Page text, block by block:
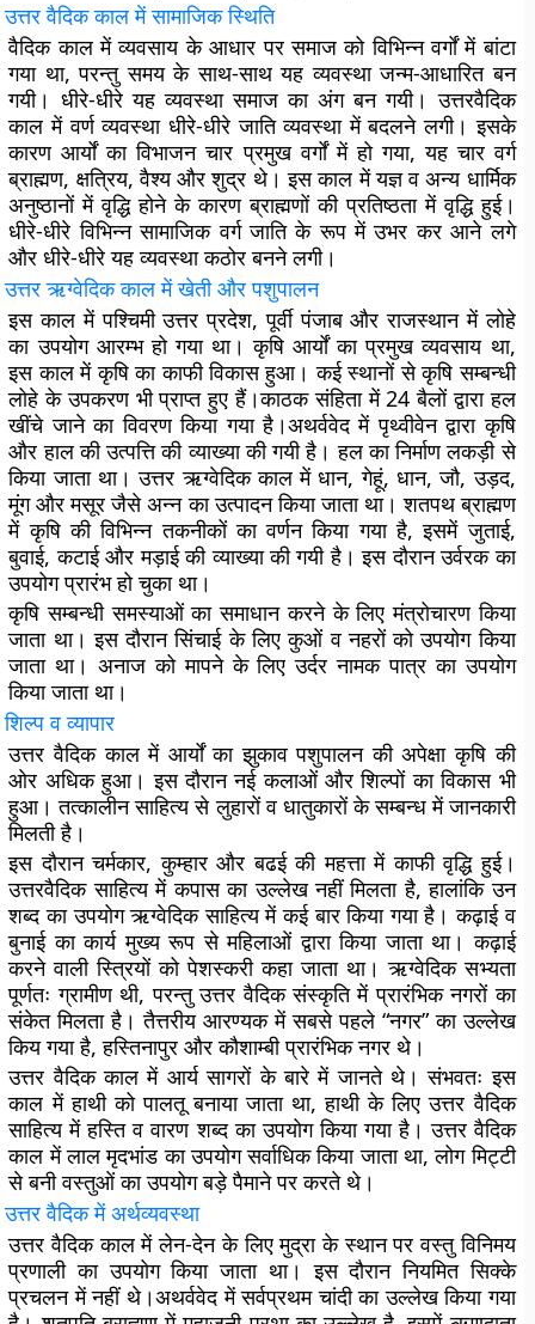
उत्तर वैदिक काल में सामाजिक स्थिति
वैदिक काल में व्यवसाय के आधार पर समाज को विभिन्न वर्गों में बांटा
गया था, परन्तु समय के साथ-साथ यह व्यवस्था जन्म-आधारित बन
गयी। धीरे-धीरे यह व्यवस्था समाज का अंग बन गयी। उत्तरवैदिक
काल में वर्ण व्यवस्था धीरे-धीरे जाति व्यवस्था में बदलने लगी। इसके
कारण आर्यों का विभाजन चार प्रमुख वर्गों में हो गया, यह चार वर्ग
ब्राह्मण, क्षत्रिय, वैश्य और शुद्र थे। इस काल में यज्ञ व अन्य धार्मिक
अनुष्ठानों में वृद्धि होने के कारण ब्राह्मणों की प्रतिष्ठता में वृद्धि हुई।
धीरे-धीरे विभिन्न सामाजिक वर्ग जाति के रूप में उभर कर आने लगे
और धीरे-धीरे यह व्यवस्था कठोर बनने लगी।
उत्तर ऋग्वेदिक काल में खेती और पशुपालन
इस काल में पश्चिमी उत्तर प्रदेश, पूर्वी पंजाब और राजस्थान में लोहे
का उपयोग आरम्भ हो गया था। कृषि आर्यों का प्रमुख व्यवसाय था,
इस काल में कृषि का काफी विकास हुआ। कई स्थानों से कृषि सम्बन्धी
लोहे के उपकरण भी प्राप्त हुए हैं।काठक संहिता में 24 बैलों द्वारा हल
खींचे जाने का विवरण किया गया है।अथर्ववेद में पृथ्वीवेन द्वारा कृषि
और हाल की उत्पत्ति की व्याख्या की गयी है। हल का निर्माण लकड़ी से
किया जाता था। उत्तर ऋग्वेदिक काल में धान, गेहूं, धान, जौ, उड़द,
मूंग और मसूर जैसे अन्न का उत्पादन किया जाता था। शतपथ ब्राह्मण
में कृषि की विभिन्न तकनीकों का वर्णन किया गया है, इसमें जुताई,
बुवाई, कटाई और मड़ाई की व्याख्या की गयी है। इस दौरान उर्वरक का
उपयोग प्रारंभ हो चुका था।
कृषि सम्बन्धी समस्याओं का समाधान करने के लिए मंत्रोचारण किया
जाता था। इस दौरान सिंचाई के लिए कुओं व नहरों को उपयोग किया
जाता था। अनाज को मापने के लिए उर्दर नामक पात्र का उपयोग
किया जाता था।
शिल्प व व्यापार
उत्तर वैदिक काल में आर्यों का झुकाव पशुपालन की अपेक्षा कृषि की
ओर अधिक हुआ। इस दौरान नई कलाओं और शिल्पों का विकास भी
हुआ। तत्कालीन साहित्य से लुहारों व धातुकारों के सम्बन्ध में जानकारी
मिलती है।
इस दौरान चर्मकार, कुम्हार और बढई की महत्ता में काफी वृद्धि हुई।
उत्तरवैदिक साहित्य में कपास का उल्लेख नहीं मिलता है, हालांकि उन
शब्द का उपयोग ऋग्वेदिक साहित्य में कई बार किया गया है। कढ़ाई व
बुनाई का कार्य मुख्य रूप से महिलाओं द्वारा किया जाता था। कढ़ाई
करने वाली स्त्रियों को पेशस्करी कहा जाता था। ऋग्वेदिक सभ्यता
पूर्णतः ग्रामीण थी, परन्तु उत्तर वैदिक संस्कृति में प्रारंभिक नगरों का
संकेत मिलता है। तैत्तरीय आरण्यक में सबसे पहले “नगर” का उल्लेख
किय गया है, हस्तिनापुर और कौशाम्बी प्रारंभिक नगर थे।
उत्तर वैदिक काल में आर्य सागरों के बारे में जानते थे। संभवतः इस
काल में हाथी को पालतू बनाया जाता था, हाथी के लिए उत्तर वैदिक
साहित्य में हस्ति व वारण शब्द का उपयोग किया गया है। उत्तर वैदिक
काल में लाल मृदभांड का उपयोग सर्वाधिक किया जाता था, लोग मिट्टी
से बनी वस्तुओं का उपयोग बड़े पैमाने पर करते थे।
उत्तर वैदिक में अर्थव्यवस्था
उत्तर वैदिक काल में लेन-देन के लिए मुद्रा के स्थान पर वस्तु विनिमय
प्रणाली का उपयोग किया जाता था। इस दौरान नियमित सिक्के
प्रचलन में नहीं थे।अथर्ववेद में सर्वप्रथम चांदी का उल्लेख किया गया